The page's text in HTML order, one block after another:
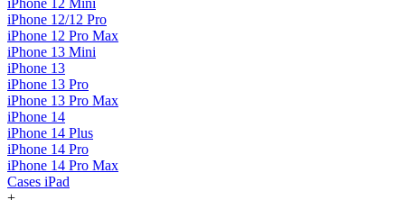
iPhone 12 Mini
iPhone 12/12 Pro
iPhone 12 Pro Max
iPhone 13 Mini
iPhone 13
iPhone 13 Pro
iPhone 13 Pro Max
iPhone 14
iPhone 14 Plus
iPhone 14 Pro
iPhone 14 Pro Max
Cases iPad